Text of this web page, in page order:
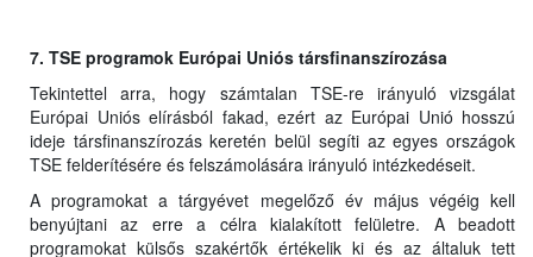
7. TSE programok Európai Uniós társfinanszírozása
Tekintettel arra, hogy számtalan TSE-re irányuló vizsgálat
Európai Uniós elírásból fakad, ezért az Európai Unió hosszú
ideje társfinanszírozás keretén belül segíti az egyes országok
TSE felderítésére és felszámolására irányuló intézkedéseit.
A programokat a tárgyévet megelőző év május végéig kell
benyújtani az erre a célra kialakított felületre. A beadott
programokat külsős szakértők értékelik ki és az általuk tett